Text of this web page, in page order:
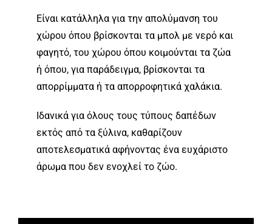
Είναι κατάλληλα για την απολύμανση του
χώρου όπου βρίσκονται τα μπολ με νερό και
φαγητό, του χώρου όπου κοιμούνται τα ζώα
ή όπου, για παράδειγμα, βρίσκονται τα
απορρίμματα ή τα απορροφητικά χαλάκια.
Ιδανικά για όλους τους τύπους δαπέδων
εκτός από τα ξύλινα, καθαρίζουν
αποτελεσματικά αφήνοντας ένα ευχάριστο
άρωμα που δεν ενοχλεί το ζώο.